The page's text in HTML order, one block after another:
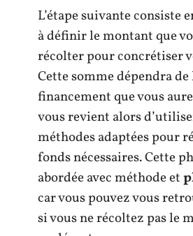
L’étape suivante consiste
à définir le montant que
récolter pour concrétiser
Cette somme dépendra
financement que vous
vous revient alors
méthodes adaptées pour
fonds nécessaires. Cette
abordée avec méthode et
car vous pouvez vous
si vous ne récoltez pas le